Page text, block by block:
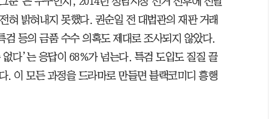
혀 밝혀내지 못했다. 권순일 전 대법관의 재판 거래
등의 금품 수수 의혹도 제대로 조사되지 않았다.
다’는 응답이 68%가 넘는다. 특검 도입도 질질 끌
. 이 모든 과정을 드라마로 만들면 블랙코미디 흥행